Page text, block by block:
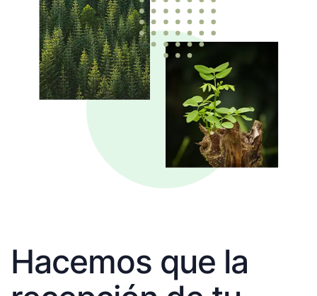
Hacemos que la